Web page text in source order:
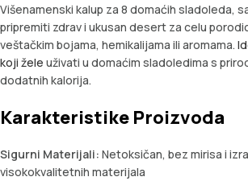
Višenamenski kalup za 8 domaćih sladoleda,
pripremiti zdrav i ukusan desert za celu
veštačkim bojama, hemikalijama ili aromama.
koji žele uživati u domaćim sladoledima s
dodatnih kalorija.
Karakteristike Proizvoda
Sigurni Materijali: Netoksičan, bez mirisa i
visokokvalitetnih materijala